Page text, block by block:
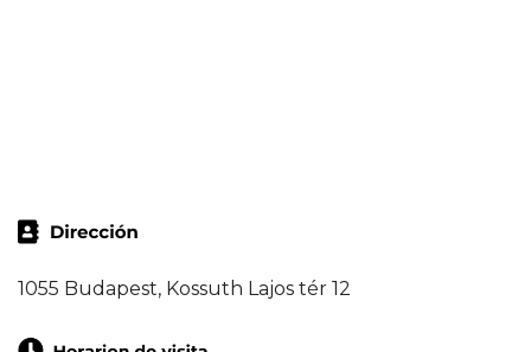
1055 Budapest, Kossuth Lajos tér 12